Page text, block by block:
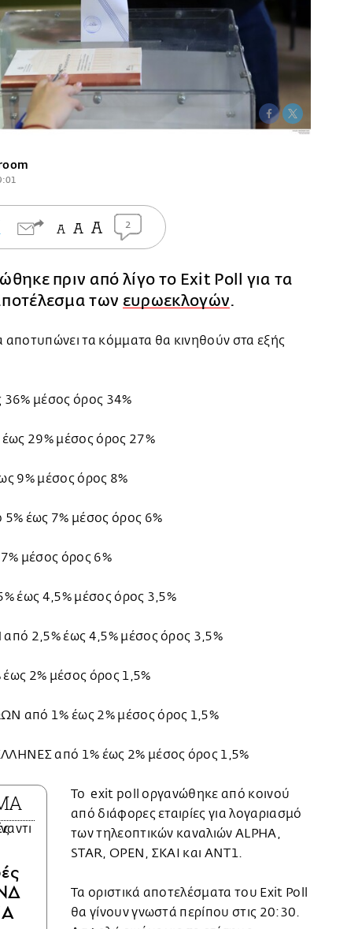
2
πριν από λίγο το Exit Poll για τα
των ευρωεκλογών.
τα κόμματα θα κινηθούν στα εξής
μέσος όρος 34%
29% μέσος όρος 27%
9% μέσος όρος 8%
έως 7% μέσος όρος 6%
μέσος όρος 6%
έως 4,5% μέσος όρος 3,5%
2,5% έως 4,5% μέσος όρος 3,5%
2% μέσος όρος 1,5%
από 1% έως 2% μέσος όρος 1,5%
από 1% έως 2% μέσος όρος 1,5%
Το exit poll οργανώθηκε από κοινού
από διάφορες εταιρίες για λογαριασμό
των τηλεοπτικών καναλιών ALPHA,
STAR, OPEN, ΣΚΑΙ και ΑΝΤ1.
Τα οριστικά αποτελέσματα του Exit Poll
θα γίνουν γνωστά περίπου στις 20:30.